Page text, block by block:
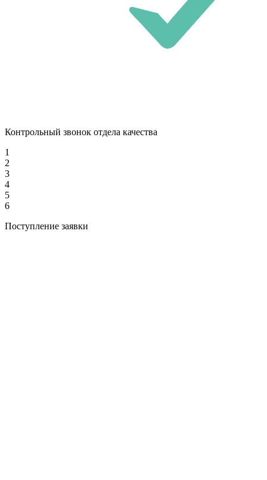
Контрольный звонок отдела качества
1
2
3
4
5
6
Поступление заявки